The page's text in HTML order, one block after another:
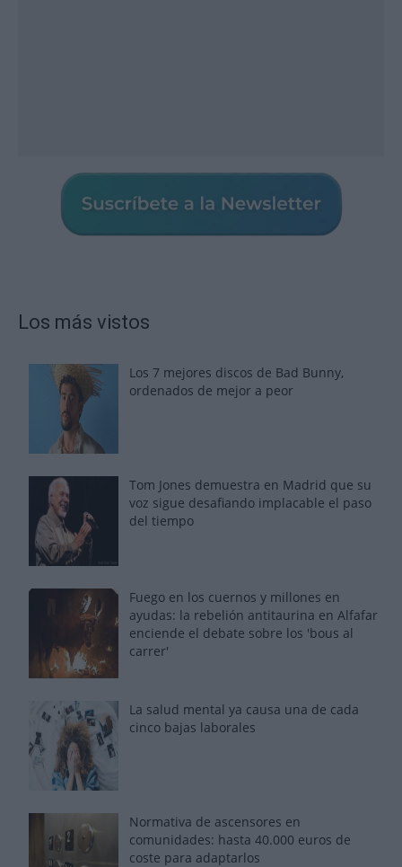
Los más vistos
Los 7 mejores discos de Bad Bunny,
ordenados de mejor a peor
Tom Jones demuestra en Madrid que su
voz sigue desafiando implacable el paso
del tiempo
Fuego en los cuernos y millones en
ayudas: la rebelión antitaurina en Alfafar
enciende el debate sobre los 'bous al
carrer'
La salud mental ya causa una de cada
cinco bajas laborales
Normativa de ascensores en
comunidades: hasta 40.000 euros de
coste para adaptarlos